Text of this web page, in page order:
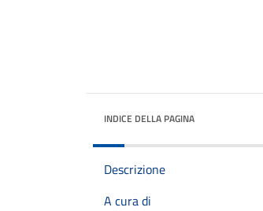
INDICE DELLA PAGINA
Descrizione
A cura di